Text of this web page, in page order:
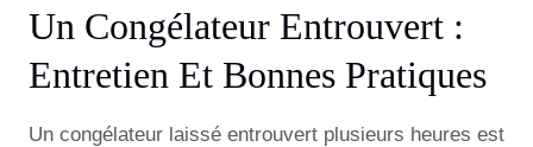
Un Congélateur Entrouvert :
Entretien Et Bonnes Pratiques
Un congélateur laissé entrouvert plusieurs heures est